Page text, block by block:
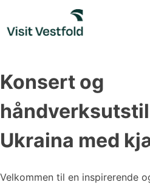
content
Konsert og
Ukraina med
Velkommen til en inspirerende